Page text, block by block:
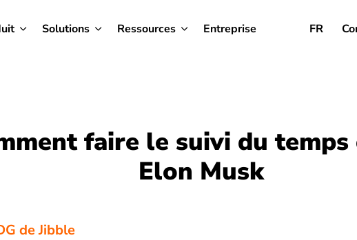
Solutions Ressources Entreprise FR
faire le suivi du temps
Elon Musk
de Jibble